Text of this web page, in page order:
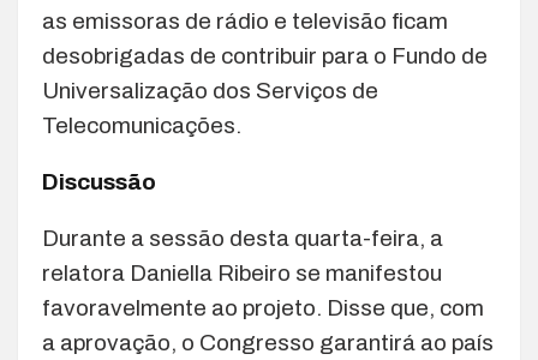
as emissoras de rádio e televisão ficam
desobrigadas de contribuir para o Fundo de
Universalização dos Serviços de
Telecomunicações.
Discussão
Durante a sessão desta quarta-feira, a
relatora Daniella Ribeiro se manifestou
favoravelmente ao projeto. Disse que, com
a aprovação, o Congresso garantirá ao país